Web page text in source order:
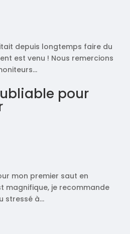
depuis longtemps faire du
est venu ! Nous remercions
…
pour
mon premier saut en
magnifique, je recommande
stressé à…